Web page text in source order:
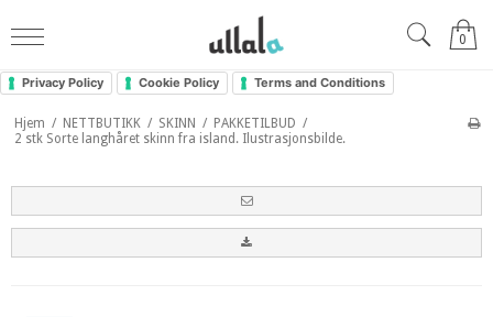
Privacy Policy Cookie Policy Terms and Conditions
0
Hjem / NETTBUTIKK / SKINN / PAKKETILBUD /
2 stk Sorte langhåret skinn fra island. Ilustrasjonsbilde.